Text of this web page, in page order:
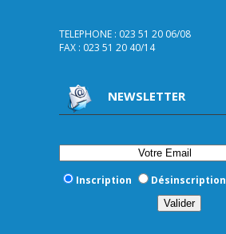
TELEPHONE : 023 51 20 06/08
FAX : 023 51 20 40/14
NEWSLETTER
Inscription Désinscription